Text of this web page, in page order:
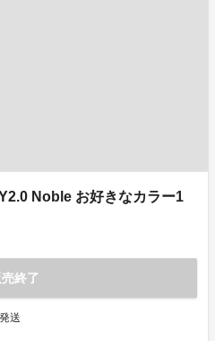
Noble お好きなカラー1
売終了
送